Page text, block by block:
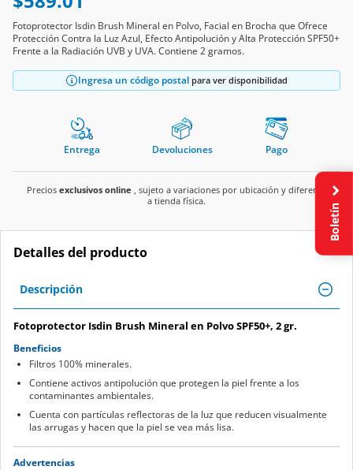
Fotoprotector Isdin Brush Mineral en Polvo, Facial en Brocha que Ofrece
Protección Contra la Luz Azul, Efecto Antipolución y Alta Protección SPF50+
Frente a la Radiación UVB y UVA. Contiene 2 gramos.
Ingresa un código postal para ver disponibilidad
Entrega Devoluciones Pago
Precios exclusivos online , sujeto a variaciones por ubicación y diferente
a tienda física.
Detalles del producto
Descripción
Fotoprotector Isdin Brush Mineral en Polvo SPF50+, 2 gr.
Beneficios
Filtros 100% minerales.
Contiene activos antipolución que protegen la piel frente a los
contaminantes ambientales.
Cuenta con partículas reflectoras de la luz que reducen visualmente
las arrugas y hacen que la piel se vea más lisa.
Advertencias
Boletín